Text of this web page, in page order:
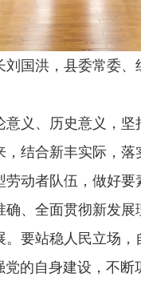
洪，县委常委、
、历史意义，坚
结合新丰实际，
动者队伍，做好
、全面贯彻新发
要站稳人民立场
的自身建设，不断